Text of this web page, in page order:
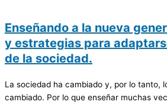
Enseñando a la nueva
y estrategias para
de la sociedad.
La sociedad ha cambiado y, por lo tanto,
cambiado. Por lo que enseñar muchas